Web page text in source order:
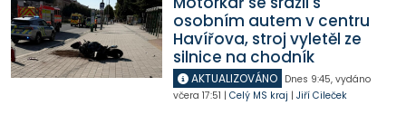
osobním autem v centru
Havířova, stroj vyletěl ze
silnice na chodník
AKTUALIZOVÁNO Dnes 9:45, vydáno
včera 17:51 | Celý MS kraj | Jiří Cileček